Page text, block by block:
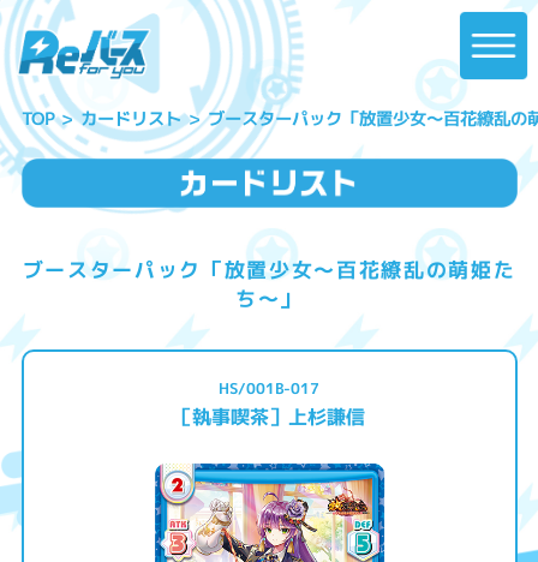
TOP カードリスト ブースターパック「放置少女〜百花繚乱の
ブースターパック「放置少女〜百花繚乱の萌姫た
ち〜」
HS/001B-017
［執事喫茶］上杉謙信